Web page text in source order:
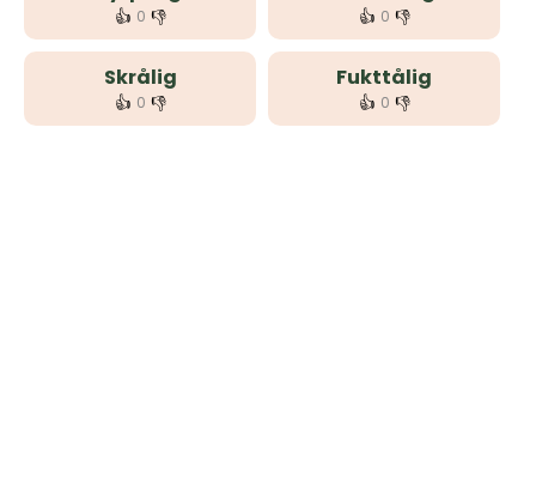
👍 0 👎 👍 0 👎
Skrålig
👍 0 👎
Fukttålig
👍 0 👎